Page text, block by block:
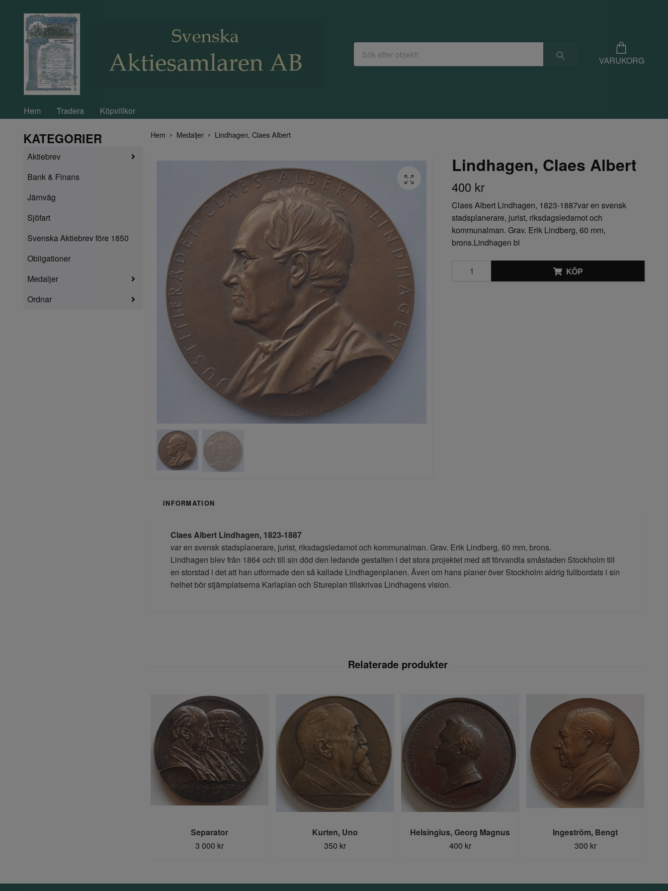
VARUKORG
Hem Tradera Köpvillkor
KATEGORIER
Aktiebrev
Bank & Finans
Järnväg
Sjöfart
Svenska Aktiebrev före 1850
Obligationer
Medaljer
Ordnar
Hem Medaljer Lindhagen, Claes Albert
Lindhagen, Claes Albert
400 kr
Claes Albert Lindhagen, 1823-1887var en svensk
stadsplanerare, jurist, riksdagsledamot och
kommunalman. Grav. Erik Lindberg, 60 mm,
brons.Lindhagen bl
KÖP
INFORMATION
Claes Albert Lindhagen, 1823-1887
var en svensk stadsplanerare, jurist, riksdagsledamot och kommunalman. Grav. Erik Lindberg, 60 mm, brons.
Lindhagen blev från 1864 och till sin död den ledande gestalten i det stora projektet med att förvandla småstaden Stockholm till
en storstad i det att han utformade den så kallade Lindhagenplanen. Även om hans planer över Stockholm aldrig fullbordats i sin
helhet bör stjärnplatserna Karlaplan och Stureplan tillskrivas Lindhagens vision.
Separator
3 000 kr
Kurten, Uno
350 kr
Helsingius, Georg Magnus
400 kr
Ingeström, Bengt
300 kr